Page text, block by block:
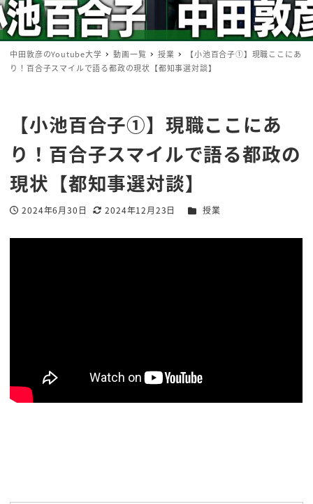
中田敦彦のYoutube大学 動画一覧 授業
【小池百合子①】現職ここにあ
り！百合子スマイルで語る都政の現状【都知事選対談】
【小池百合子①】現職ここにあ
り！百合子スマイルで語る都政の
現状【都知事選対談】
投稿日
2024年6月30日
更新日
2024年12月23日
著
カテゴリー
授業